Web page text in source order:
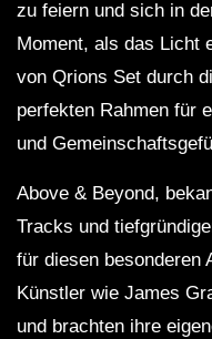
zu feiern und sich in
Moment, als das Licht
von Qrions Set durch
perfekten Rahmen für
und
Above & Beyond,
Tracks und
für diesen besonderen
Künstler wie James
und brachten ihre